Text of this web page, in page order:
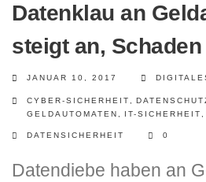
Das digitale Testament
Internetsuche
Datenklau an
steigt an,
JANUAR 10, 2017
CYBER-SICHERHEIT
GELDAUTOMATEN
IT-SICHERHEIT
DATENSICHERHEIT 0
Datendiebe haben an